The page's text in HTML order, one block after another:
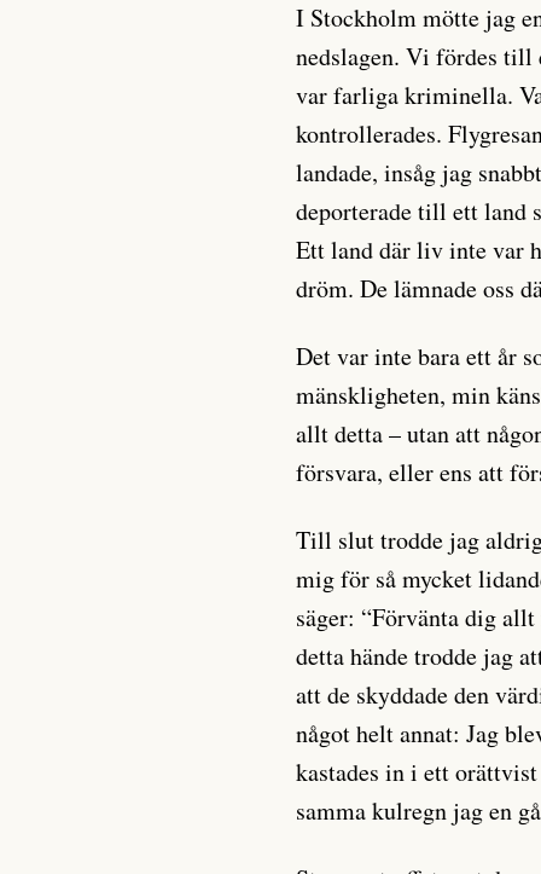
I Stockholm mötte jag
nedslagen. Vi fördes
var farliga kriminella.
kontrollerades.
landade, insåg jag
deporterade till ett land
Ett land där liv inte var
dröm. De lämnade oss
Det var inte bara ett år
mänskligheten, min
allt detta – utan att
försvara, eller ens att
Till slut trodde jag
mig för så mycket
säger: “Förvänta dig
detta hände trodde jag
att de skyddade den
något helt annat: Jag
kastades in i ett
samma kulregn jag en